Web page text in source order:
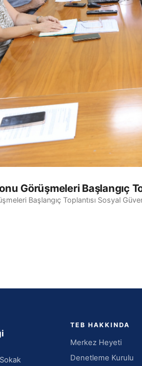
Görüşmeleri Başlangıç
Başlangıç Toplantısı Sosyal
TEB HAKKINDA
Merkez Heyeti
Denetleme Kurulu